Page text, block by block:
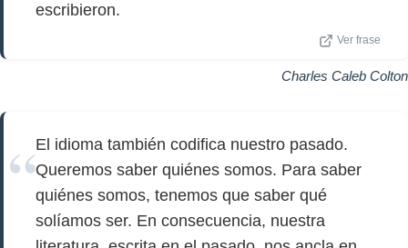
escribieron.
Ver frase
Charles Caleb Colton
El idioma también codifica nuestro pasado.
Queremos saber quiénes somos. Para saber
quiénes somos, tenemos que saber qué
solíamos ser. En consecuencia, nuestra